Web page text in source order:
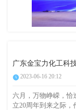
广东金宝力化工科
2023-06-16 20:12
六月，万物峥嵘，恰
立20周年到来之际